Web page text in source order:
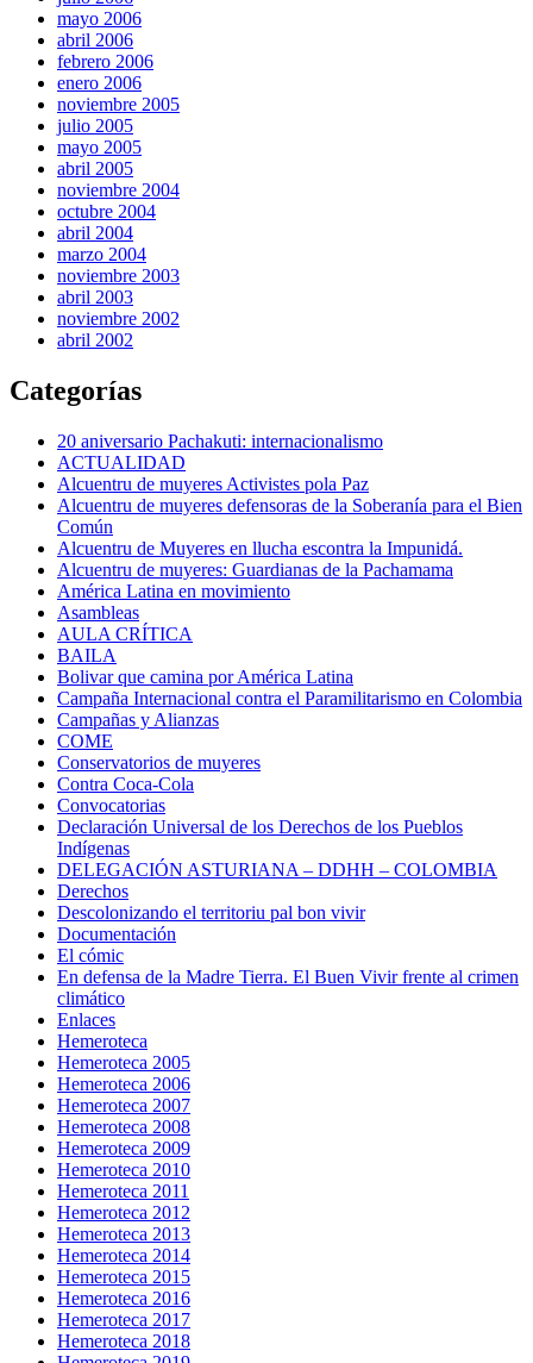
mayo 2006
abril 2006
febrero 2006
enero 2006
noviembre 2005
julio 2005
mayo 2005
abril 2005
noviembre 2004
octubre 2004
abril 2004
marzo 2004
noviembre 2003
abril 2003
noviembre 2002
abril 2002
Categorías
20 aniversario Pachakuti: internacionalismo
ACTUALIDAD
Alcuentru de muyeres Activistes pola Paz
Alcuentru de muyeres defensoras de la Soberanía para el Bien
Común
Alcuentru de Muyeres en llucha escontra la Impunidá.
Alcuentru de muyeres: Guardianas de la Pachamama
América Latina en movimiento
Asambleas
AULA CRÍTICA
BAILA
Bolivar que camina por América Latina
Campaña Internacional contra el Paramilitarismo en Colombia
Campañas y Alianzas
COME
Conservatorios de muyeres
Contra Coca-Cola
Convocatorias
Declaración Universal de los Derechos de los Pueblos
Indígenas
DELEGACIÓN ASTURIANA – DDHH – COLOMBIA
Derechos
Descolonizando el territoriu pal bon vivir
Documentación
El cómic
En defensa de la Madre Tierra. El Buen Vivir frente al crimen
climático
Enlaces
Hemeroteca
Hemeroteca 2005
Hemeroteca 2006
Hemeroteca 2007
Hemeroteca 2008
Hemeroteca 2009
Hemeroteca 2010
Hemeroteca 2011
Hemeroteca 2012
Hemeroteca 2013
Hemeroteca 2014
Hemeroteca 2015
Hemeroteca 2016
Hemeroteca 2017
Hemeroteca 2018